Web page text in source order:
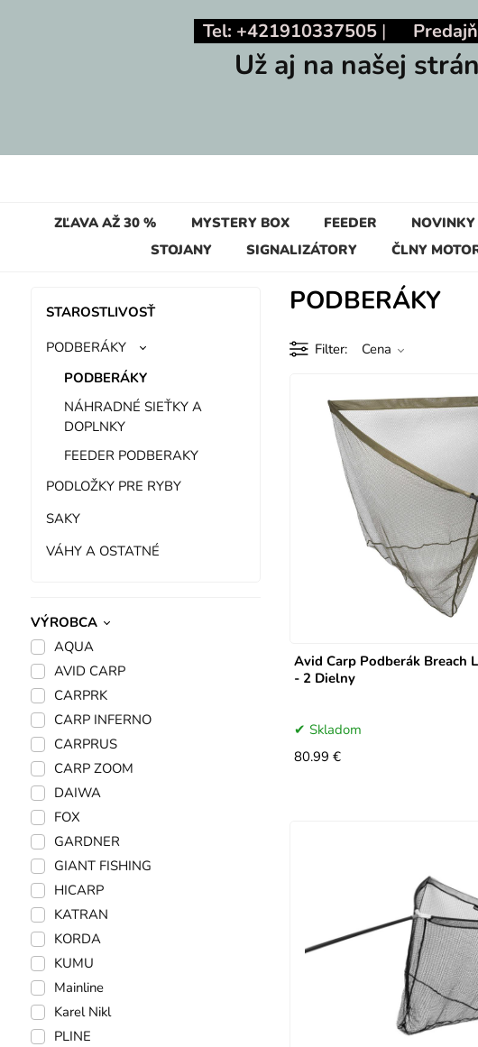
Tel: +421910337505 |
Už aj na našej
ZĽAVA AŽ 30 % MYSTERY BOX FEEDER NOVINKY
STOJANY
SIGNALIZÁTORY ČLNY
STAROSTLIVOSŤ
PODBERÁKY
PODBERÁKY
NÁHRADNÉ SIEŤKY A
DOPLNKY
FEEDER PODBERAKY
PODLOŽKY PRE RYBY
SAKY
VÁHY A OSTATNÉ
VÝROBCA
AQUA
AVID CARP
CARPRK
CARP INFERNO
CARPRUS
CARP ZOOM
DAIWA
FOX
GARDNER
GIANT FISHING
HICARP
KATRAN
KORDA
KUMU
Mainline
Karel Nikl
PLINE
PODBERÁKY
Filter Cena
Avid Carp Podberák Breach
- 2 Dielny
Skladom
80.99 €